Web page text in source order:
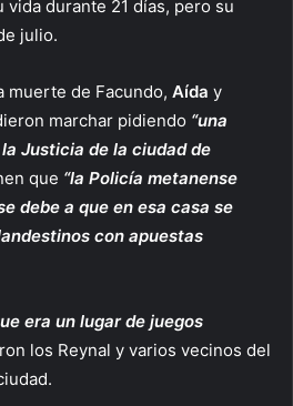
durante 21 días, pero su
julio.
muerte de Facundo, Aída y
marchar pidiendo “una
Justicia de la ciudad de
que “la Policía metanense
debe a que en esa casa se
con apuestas
era un lugar de juegos
los Reynal y varios vecinos del